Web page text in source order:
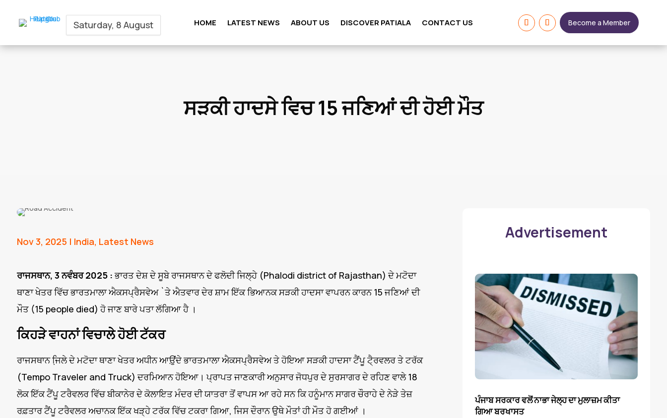
Saturday, 8 August HOME LATEST NEWS ABOUT US DISCOVER PATIALA CONTACT US Become a Member
ਸੜਕੀ ਹਾਦਸੇ ਵਿਚ 15 ਜਣਿਆਂ ਦੀ ਹੋਈ ਮੌਤ
Nov 3, 2025 | India, Latest News
ਰਾਜਸਥਾਨ, 3 ਨਵੰਬਰ 2025 :ਭਾਰਤ ਦੇਸ਼ ਦੇ ਸੂਬੇ ਰਾਜਸਥਾਨ ਦੇ ਫਲੋਦੀ ਜਿਲ੍ਹੇ (Phalodi district of Rajasthan) ਦੇ ਮਟੋਦਾ
ਥਾਣਾ ਖੇਤਰ ਵਿੱਚ ਭਾਰਤਮਾਲਾ ਐਕਸਪ੍ਰੈਸਵੇਅ `ਤੇ ਐਤਵਾਰ ਦੇਰ ਸ਼ਾਮ ਇੱਕ ਭਿਆਨਕ ਸੜਕੀ ਹਾਦਸਾ ਵਾਪਰਨ ਕਾਰਨ 15 ਜਣਿਆਂ ਦੀ
ਮੌਤ (15 people died) ਹੋ ਜਾਣ ਬਾਰੇ ਪਤਾ ਲੱਗਿਆ ਹੈ ।
ਕਿਹੜੇ ਵਾਹਨਾਂ ਵਿਚਾਲੇ ਹੋਈ ਟੱਕਰ
ਰਾਜਸਥਾਨ ਜਿ਼ਲੇ ਦੇ ਮਟੋਦਾ ਥਾਣਾ ਖੇਤਰ ਅਧੀਨ ਆਉ਼ਂਦੇ ਭਾਰਤਮਾਲਾ ਐਕਸਪ੍ਰੈਸਵੇਅ ਤੇ ਹੋਇਆ ਸੜਕੀ ਹਾਦਸਾ ਟੈਂਪੂ ਟੈ੍ਰਵਲਰ ਤੇ ਟਰੱਕ
(Tempo Traveler and Truck) ਦਰਮਿਆਨ ਹੋਇਆ। ਪ੍ਰਾਪਤ ਜਾਣਕਾਰੀ ਅਨੁਸਾਰ ਜੋਧਪੁਰ ਦੇ ਸੁਰਸਾਗਰ ਦੇ ਰਹਿਣ ਵਾਲੇ 18
ਲੋਕ ਇੱਕ ਟੈਂਪੂ ਟਰੈਵਲਰ ਵਿੱਚ ਬੀਕਾਨੇਰ ਦੇ ਕੋਲਾਇਤ ਮੰਦਰ ਦੀ ਯਾਤਰਾ ਤੋਂ ਵਾਪਸ ਆ ਰਹੇ ਸਨ ਕਿ ਹਨੂੰਮਾਨ ਸਾਗਰ ਚੌਰਾਹੇ ਦੇ ਨੇੜੇ ਤੇਜ਼
ਰਫ਼ਤਾਰ ਟੈਂਪੂ ਟਰੈਵਲਰ ਅਚਾਨਕ ਇੱਕ ਖੜ੍ਹੇ ਟਰੱਕ ਵਿੱਚ ਟਕਰਾ ਗਿਆ, ਜਿਸ ਦੌਰਾਨ ਉਥੇ ਮੌਤਾਂ ਹੀ ਮੌਤ ਹੋ ਗਈਆਂ ।
Advertisement
ਪੰਜਾਬ ਸਰਕਾਰ ਵਲੋਂ ਨਾਭਾ ਜੇਲ੍ਹ ਦਾ ਮੁਲਾਜ਼ਮ ਕੀਤਾ
ਗਿਆ ਬਰਖਾਸਤ